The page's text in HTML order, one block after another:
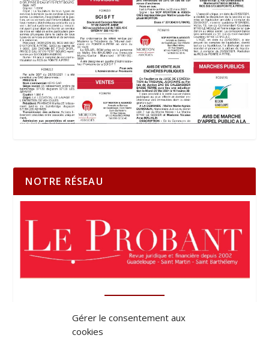
Gérer le consentement aux
cookies
NOTRE RÉSEAU